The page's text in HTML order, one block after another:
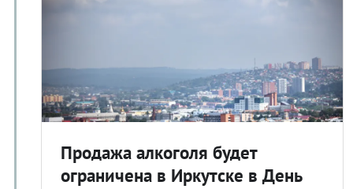
Продажа алкоголя будет
ограничена в Иркутске в День